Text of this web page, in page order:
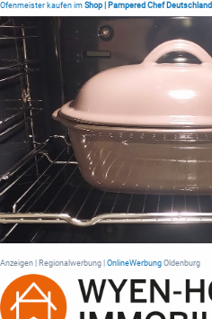
Ofenmeister kaufen im Shop | Pampered Chef Deutschland
Anzeigen | Regionalwerbung | OnlineWerbung Oldenburg